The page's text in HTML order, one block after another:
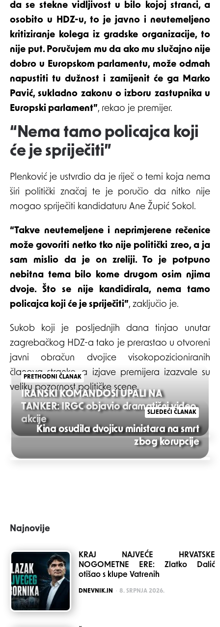
da se stekne vidljivost u bilo kojoj stranci, a
osobito u HDZ-u, to je javno i neutemeljeno
kritiziranje kolega iz gradske organizacije, to
nije put. Poručujem mu da ako mu slučajno nije
dobro u Europskom parlamentu, može odmah
napustiti tu dužnost i zamijenit će ga Marko
Pavić, sukladno zakonu o izboru zastupnika u
Europski parlament”, rekao je premijer.
“Nema tamo policajca koji
će je spriječiti”
Plenković je ustvrdio da je riječ o temi koja nema
širi politički značaj te je poručio da nitko nije
mogao spriječiti kandidaturu Ane Župić Sokol.
“Takve neutemeljene i neprimjerene rečenice
može govoriti netko tko nije politički zreo, a ja
sam mislio da je on zreliji. To je potpuno
nebitna tema bilo kome drugom osim njima
dvoje. Što se nije kandidirala, nema tamo
policajca koji će je spriječiti”, zaključio je.
Sukob koji je posljednjih dana tinjao unutar
zagrebačkog HDZ-a tako je prerastao u otvoreni
javni obračun dvojice visokopozicioniranih
članova stranke, a izjave premijera izazvale su
veliku pozornost političke scene.
Post
navigation
PRETHODNI ČLANAK
IRANSKI KOMANDOSI UPALI NA
TANKER: IRGC objavio dramatični video
akcije
SLJEDEĆI ČLANAK
Kina osudila dvojicu ministara na smrt
zbog korupcije
Najnovije
KRAJ NAJVEĆE HRVATSKE
NOGOMETNE ERE: Zlatko Dalić
otišao s klupe Vatrenih
POSTED
DNEVNIK.IN 8. SRPNJA 2026.